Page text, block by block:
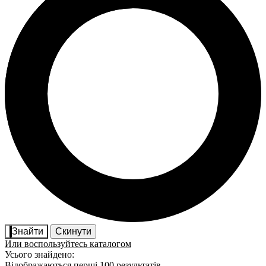
Знайти
Скинути
Или воспользуйтесь каталогом
Усього знайдено: